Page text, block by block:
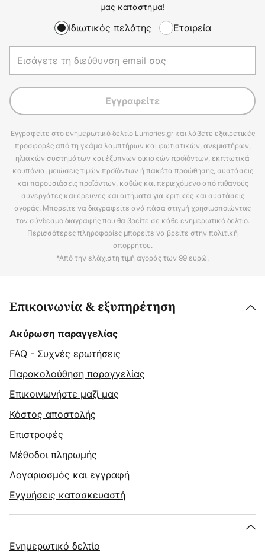
μας κατάστημα!
Ιδιωτικός πελάτης Εταιρεία
Εγγραφείτε
Εγγραφείτε στο ενημερωτικό δελτίο Lumories.gr και λάβετε εξαιρετικές
προσφορές από τη γκάμα λαμπτήρων και φωτιστικών, ανεμιστήρων,
ηλιακών συστημάτων και έξυπνων οικιακών προϊόντων, εκπτωτικά
κουπόνια, μειώσεις τιμών προϊόντων ή πακέτα προώθησης, συστάσεις
και παρουσιάσεις προϊόντων, καθώς και περιεχόμενο από πιθανούς
συνεργάτες και έρευνες και αιτήματα για κριτικές και συστάσεις
αγοράς. Μπορείτε να διαγραφείτε ανά πάσα στιγμή χρησιμοποιώντας
τον σύνδεσμο διαγραφής που θα βρείτε σε κάθε ενημερωτικό δελτίο.
Περισσότερες πληροφορίες μπορείτε να βρείτε στην πολιτική
απορρήτου.
*Από την ελάχιστη τιμή αγοράς των 99 ευρώ.
Επικοινωνία & εξυπηρέτηση
Ακύρωση παραγγελίας
FAQ - Συχνές ερωτήσεις
Παρακολούθηση παραγγελίας
Επικοινωνήστε μαζί μας
Κόστος αποστολής
Επιστροφές
Μέθοδοι πληρωμής
Λογαριασμός και εγγραφή
Εγγυήσεις κατασκευαστή
Ενημερωτικό δελτίο